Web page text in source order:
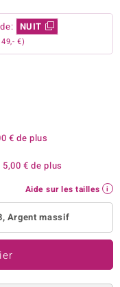
NUIT
€)
€ de plus
5,00 € de plus
Aide sur les tailles
Argent massif